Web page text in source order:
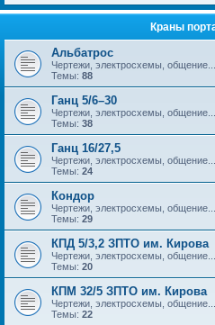
Краны
Альбатрос
Чертежи, электросхемы, общение...
Темы: 88
Ганц 5/6–30
Чертежи, электросхемы, общение...
Темы: 38
Ганц 16/27,5
Чертежи, электросхемы, общение...
Темы: 24
Кондор
Чертежи, электросхемы, общение...
Темы: 29
КПД 5/3,2 ЗПТО им. Кирова
Чертежи, электросхемы, общение...
Темы: 20
КПМ 32/5 ЗПТО им. Кирова
Чертежи, электросхемы, общение...
Темы: 22